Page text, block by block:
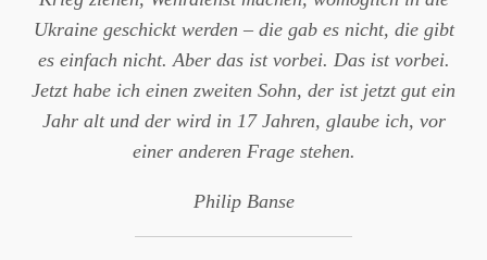
Ukraine geschickt werden – die gab es nicht, die gibt
es einfach nicht. Aber das ist vorbei. Das ist vorbei.
Jetzt habe ich einen zweiten Sohn, der ist jetzt gut ein
Jahr alt und der wird in 17 Jahren, glaube ich, vor
einer anderen Frage stehen.
Philip Banse